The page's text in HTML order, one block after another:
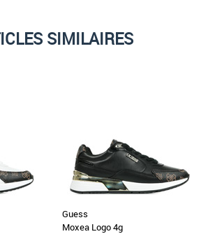
SIMILAIRES
Guess
Moxea Logo 4g